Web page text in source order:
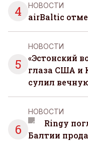
4 НОВОСТИ
airBaltic
5
НОВОСТИ
«Эстонский
глаза США и
сулил
6
НОВОСТИ
Ringy
Балтии